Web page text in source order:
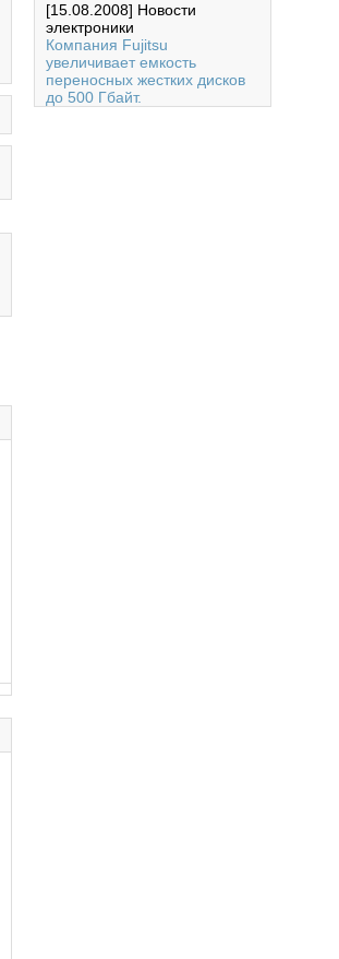
[15.08.2008] Новости
электроники
Компания Fujitsu
увеличивает емкость
переносных жестких дисков
до 500 Гбайт.